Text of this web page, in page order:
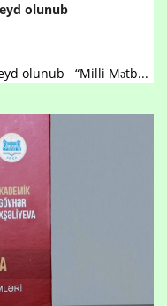
olunub
olunub “Milli Mətb...